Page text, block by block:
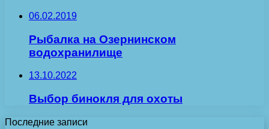
06.02.2019
Рыбалка на Озернинском
водохранилище
13.10.2022
Выбор бинокля для охоты
Последние записи